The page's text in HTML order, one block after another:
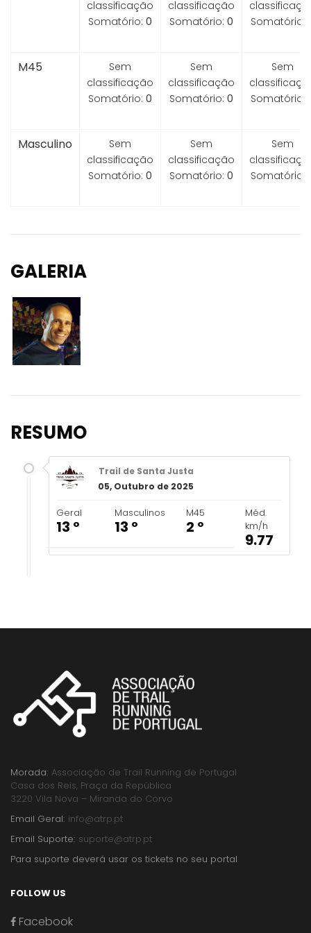
classificação
Somatório: 0
classificação
Somatório: 0
Somatório:
M45
Sem
classificação
Somatório: 0
Sem
classificação
Somatório: 0
Sem
Somatório:
Masculino
Sem
classificação
Somatório: 0
Sem
classificação
Somatório: 0
Sem
Somatório:
GALERIA
RESUMO
Trail de Santa Justa
05, Outubro de 2025
Geral
13 º
Masculinos
13 º
M45
2 º
Méd.
km/h
9.77
Morada: Associação de Trail Running de Portugal
Casa dos Reis, Praça da República
3220 Vila Nova – Miranda do Corvo
Email Geral: info@atrp.pt
Email Suporte: suporte@atrp.pt
Para suporte deverá usar os tickets no seu portal
FOLLOW US
Facebook